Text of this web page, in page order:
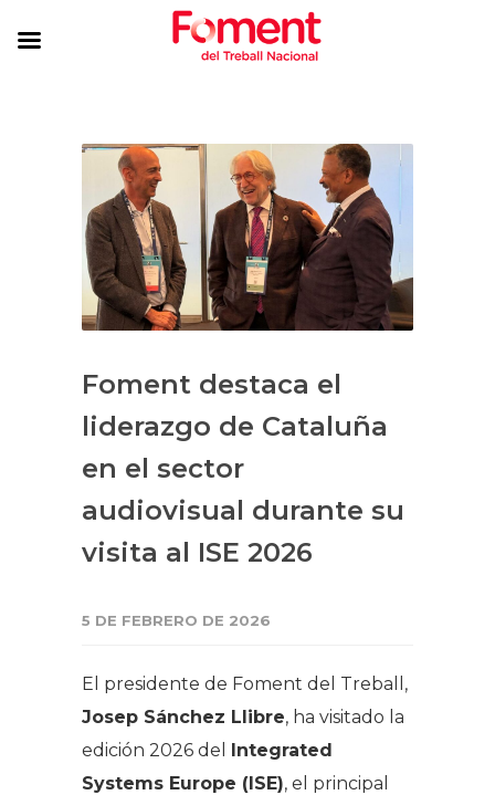
Foment destaca el
liderazgo de Cataluña
en el sector
audiovisual durante su
visita al ISE 2026
5 DE FEBRERO DE 2026
El presidente de Foment del Treball,
Josep Sánchez Llibre, ha visitado la
edición 2026 del Integrated
Systems Europe (ISE), el principal